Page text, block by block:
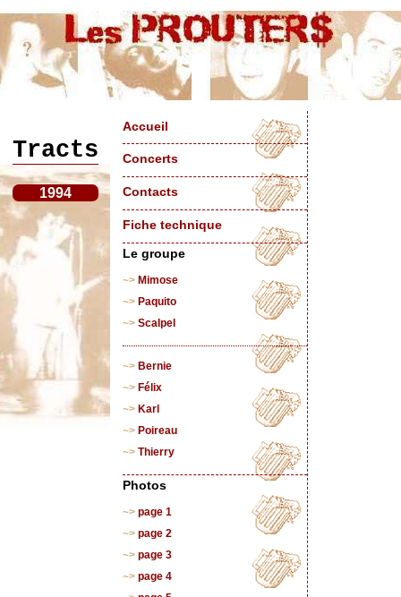
Tracts
1994
Accueil
Concerts
Contacts
Fiche technique
Le groupe
Mimose
Paquito
Scalpel
Bernie
Félix
Karl
Poireau
Thierry
Photos
page 1
page 2
page 3
page 4